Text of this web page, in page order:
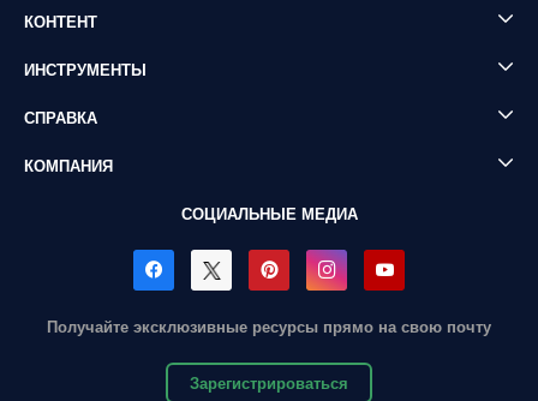
КОНТЕНТ
ИНСТРУМЕНТЫ
СПРАВКА
КОМПАНИЯ
СОЦИАЛЬНЫЕ МЕДИА
Получайте эксклюзивные ресурсы прямо на свою почту
Зарегистрироваться